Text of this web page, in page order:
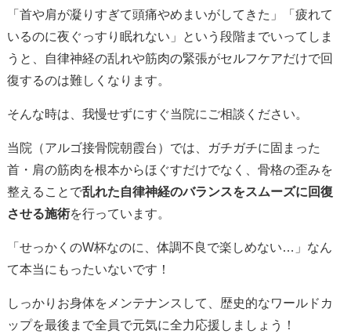
「首や肩が凝りすぎて頭痛やめまいがしてきた」「疲れて
いるのに夜ぐっすり眠れない」という段階までいってしま
うと、自律神経の乱れや筋肉の緊張がセルフケアだけで回
復するのは難しくなります。
そんな時は、我慢せずにすぐ当院にご相談ください。
当院（アルゴ接骨院朝霞台）では、ガチガチに固まった
首・肩の筋肉を根本からほぐすだけでなく、骨格の歪みを
整えることで乱れた自律神経のバランスをスムーズに回復
させる施術を行っています。
「せっかくのW杯なのに、体調不良で楽しめない…」なん
て本当にもったいないです！
しっかりお身体をメンテナンスして、歴史的なワールドカ
ップを最後まで全員で元気に全力応援しましょう！